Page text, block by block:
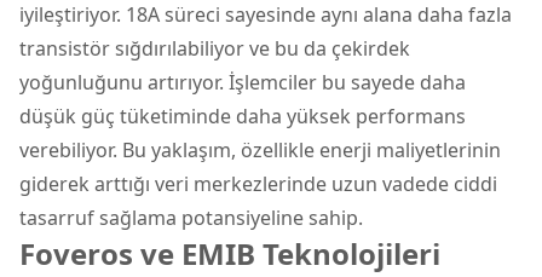
iyileştiriyor. 18A süreci sayesinde aynı alana daha fazla
transistör sığdırılabiliyor ve bu da çekirdek
yoğunluğunu artırıyor. İşlemciler bu sayede daha
düşük güç tüketiminde daha yüksek performans
verebiliyor. Bu yaklaşım, özellikle enerji maliyetlerinin
giderek arttığı veri merkezlerinde uzun vadede ciddi
tasarruf sağlama potansiyeline sahip.
Foveros ve EMIB Teknolojileri